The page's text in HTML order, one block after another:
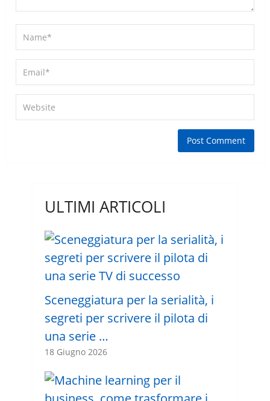
ULTIMI ARTICOLI
Sceneggiatura per la serialità, i
segreti per scrivere il pilota di
una serie …
18 Giugno 2026